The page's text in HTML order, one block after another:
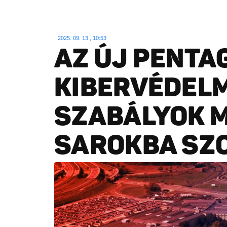
2025. 09. 13., 10:53
AZ ÚJ
SZABÁLYOK
SAROKBA